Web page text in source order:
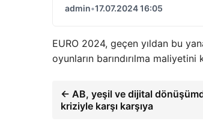
admin•17.07.2024 16:05
EURO 2024, geçen yıldan bu
oyunların barındırılma maliyetini
← AB, yeşil ve dijital
kriziyle karşı karşıya